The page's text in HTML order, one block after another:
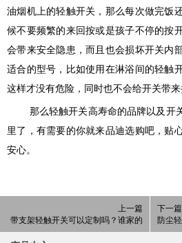
油烟机上的轻触开关，那么每次做完饭
候不要频繁的来回按或是孩子不停的按
会带来安全隐患，而且也会损坏开关内
适合的型号，比如使用在淋浴间的轻触
这样才没有危险，同时也不会给开关带来
那么轻触开关高寿命的品牌以及开
里了，有需要的你就来品迪选购吧，贴
安心。
上一篇
带支架轻触开关可以定制吗？谁家的
质量好？
下一篇
防尘
怎么